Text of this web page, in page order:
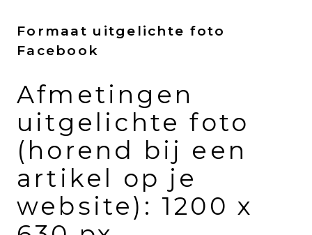
Formaat uitgelichte foto
Facebook
Afmetingen
uitgelichte foto
(horend bij een
artikel op je
website): 1200 x